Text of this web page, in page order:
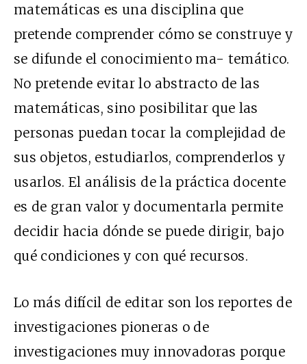
matemáticas es una disciplina que
pretende comprender cómo se construye y
se difunde el conocimiento ma- temático.
No pretende evitar lo abstracto de las
matemáticas, sino posibilitar que las
personas puedan tocar la complejidad de
sus objetos, estudiarlos, comprenderlos y
usarlos. El análisis de la práctica docente
es de gran valor y documentarla permite
decidir hacia dónde se puede dirigir, bajo
qué condiciones y con qué recursos.
Lo más difícil de editar son los reportes de
investigaciones pioneras o de
investigaciones muy innovadoras porque